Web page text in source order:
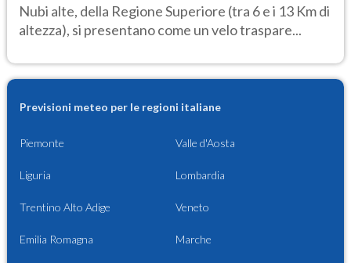
Nubi alte, della Regione Superiore (tra 6 e i 13 Km di
altezza), si presentano come un velo traspare...
Previsioni meteo per le regioni italiane
Piemonte Valle d'Aosta
Liguria Lombardia
Trentino Alto Adige Veneto
Emilia Romagna Marche